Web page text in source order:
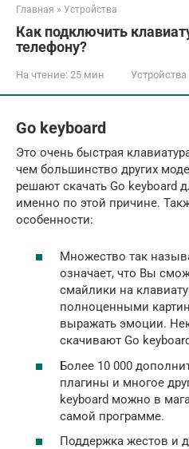
Главная » Устройства
Как подключить
телефону?
На чтение: 25 мин Устройства
Go keyboard
Это очень быстрая
чем большинство других
решают скачать Go keyboard
именно по этой причине.
особенности:
Множество так
означает, что Вы
смайлики на
полноценными
выражать эмоции.
скачивают Go
Более 10 000
плагины и многое
keyboard можно в
самой программе.
Поддержка жестов и